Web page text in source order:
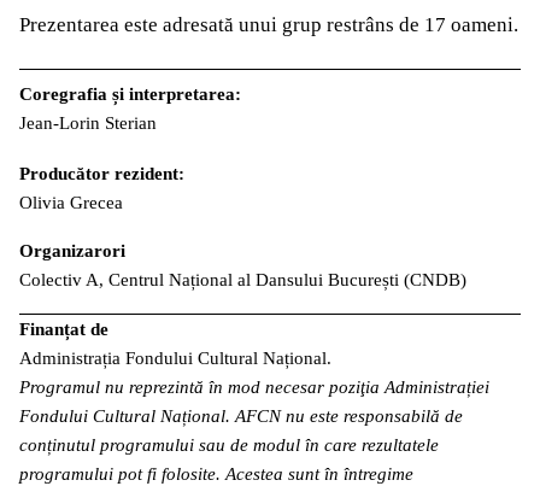
Prezentarea este adresată unui grup restrâns de 17 oameni.
Coregrafia și interpretarea:
Jean-Lorin Sterian
Producător rezident:
Olivia Grecea
Organizarori
Colectiv A, Centrul Național al Dansului București (CNDB)
Finanțat de
Administrația Fondului Cultural Național.
Programul nu reprezintă în mod necesar poziţia Administrației
Fondului Cultural Național. AFCN nu este responsabilă de
conținutul programului sau de modul în care rezultatele
programului pot fi folosite. Acestea sunt în întregime